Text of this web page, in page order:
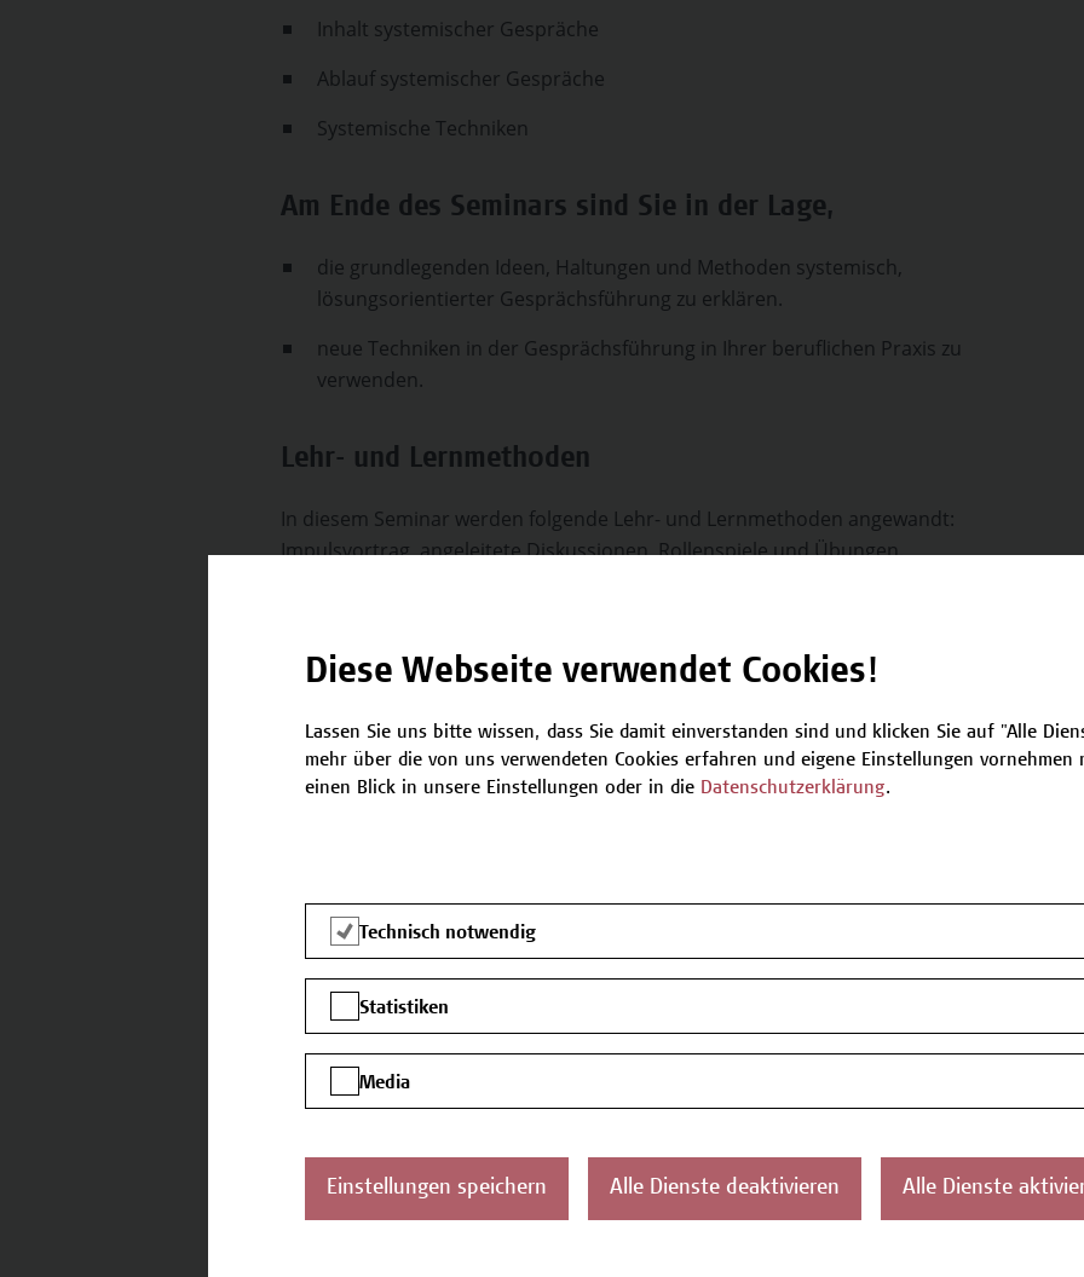
Inhalt systemischer Gespräche
Ablauf systemischer Gespräche
Systemische Techniken
Am Ende des Seminars sind Sie in der Lage,
die grundlegenden Ideen, Haltungen und Methoden systemisch,
lösungsorientierter Gesprächsführung zu erklären.
neue Techniken in der Gesprächsführung in Ihrer beruflichen Praxis zu
verwenden.
Lehr- und Lernmethoden
In diesem Seminar werden folgende Lehr- und Lernmethoden angewandt:
Impulsvortrag, angeleitete Diskussionen, Rollenspiele und Übungen.
Zielgruppe
Dieses Seminar richtet sich an
Sozialarbeiter*innen, Leiter*innen einer
sowie Interessent*innen für Weiterbildung im
Bereich der Sozialen Arbeit/Beratungsarbeit
Diese Webseite verwendet Cookies!
Lassen Sie uns bitte wissen, dass Sie damit einverstanden sind und klicken Sie auf "Alle
mehr über die von uns verwendeten Cookies erfahren und eigene Einstellungen
einen Blick in unsere Einstellungen oder in die Datenschutzerklärung.
Technisch notwendig
Statistiken
Media
Einstellungen speichern Alle Dienste deaktivieren Alle Dienste